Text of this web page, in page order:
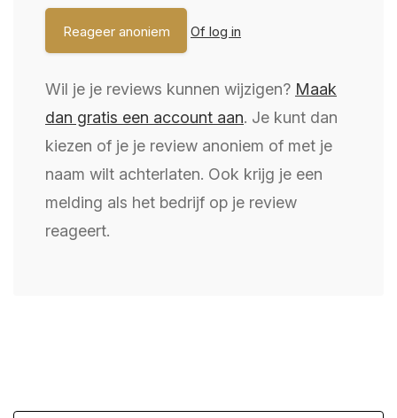
Of log in
Wil je je reviews kunnen wijzigen? Maak
dan gratis een account aan. Je kunt dan
kiezen of je je review anoniem of met je
naam wilt achterlaten. Ook krijg je een
melding als het bedrijf op je review
reageert.